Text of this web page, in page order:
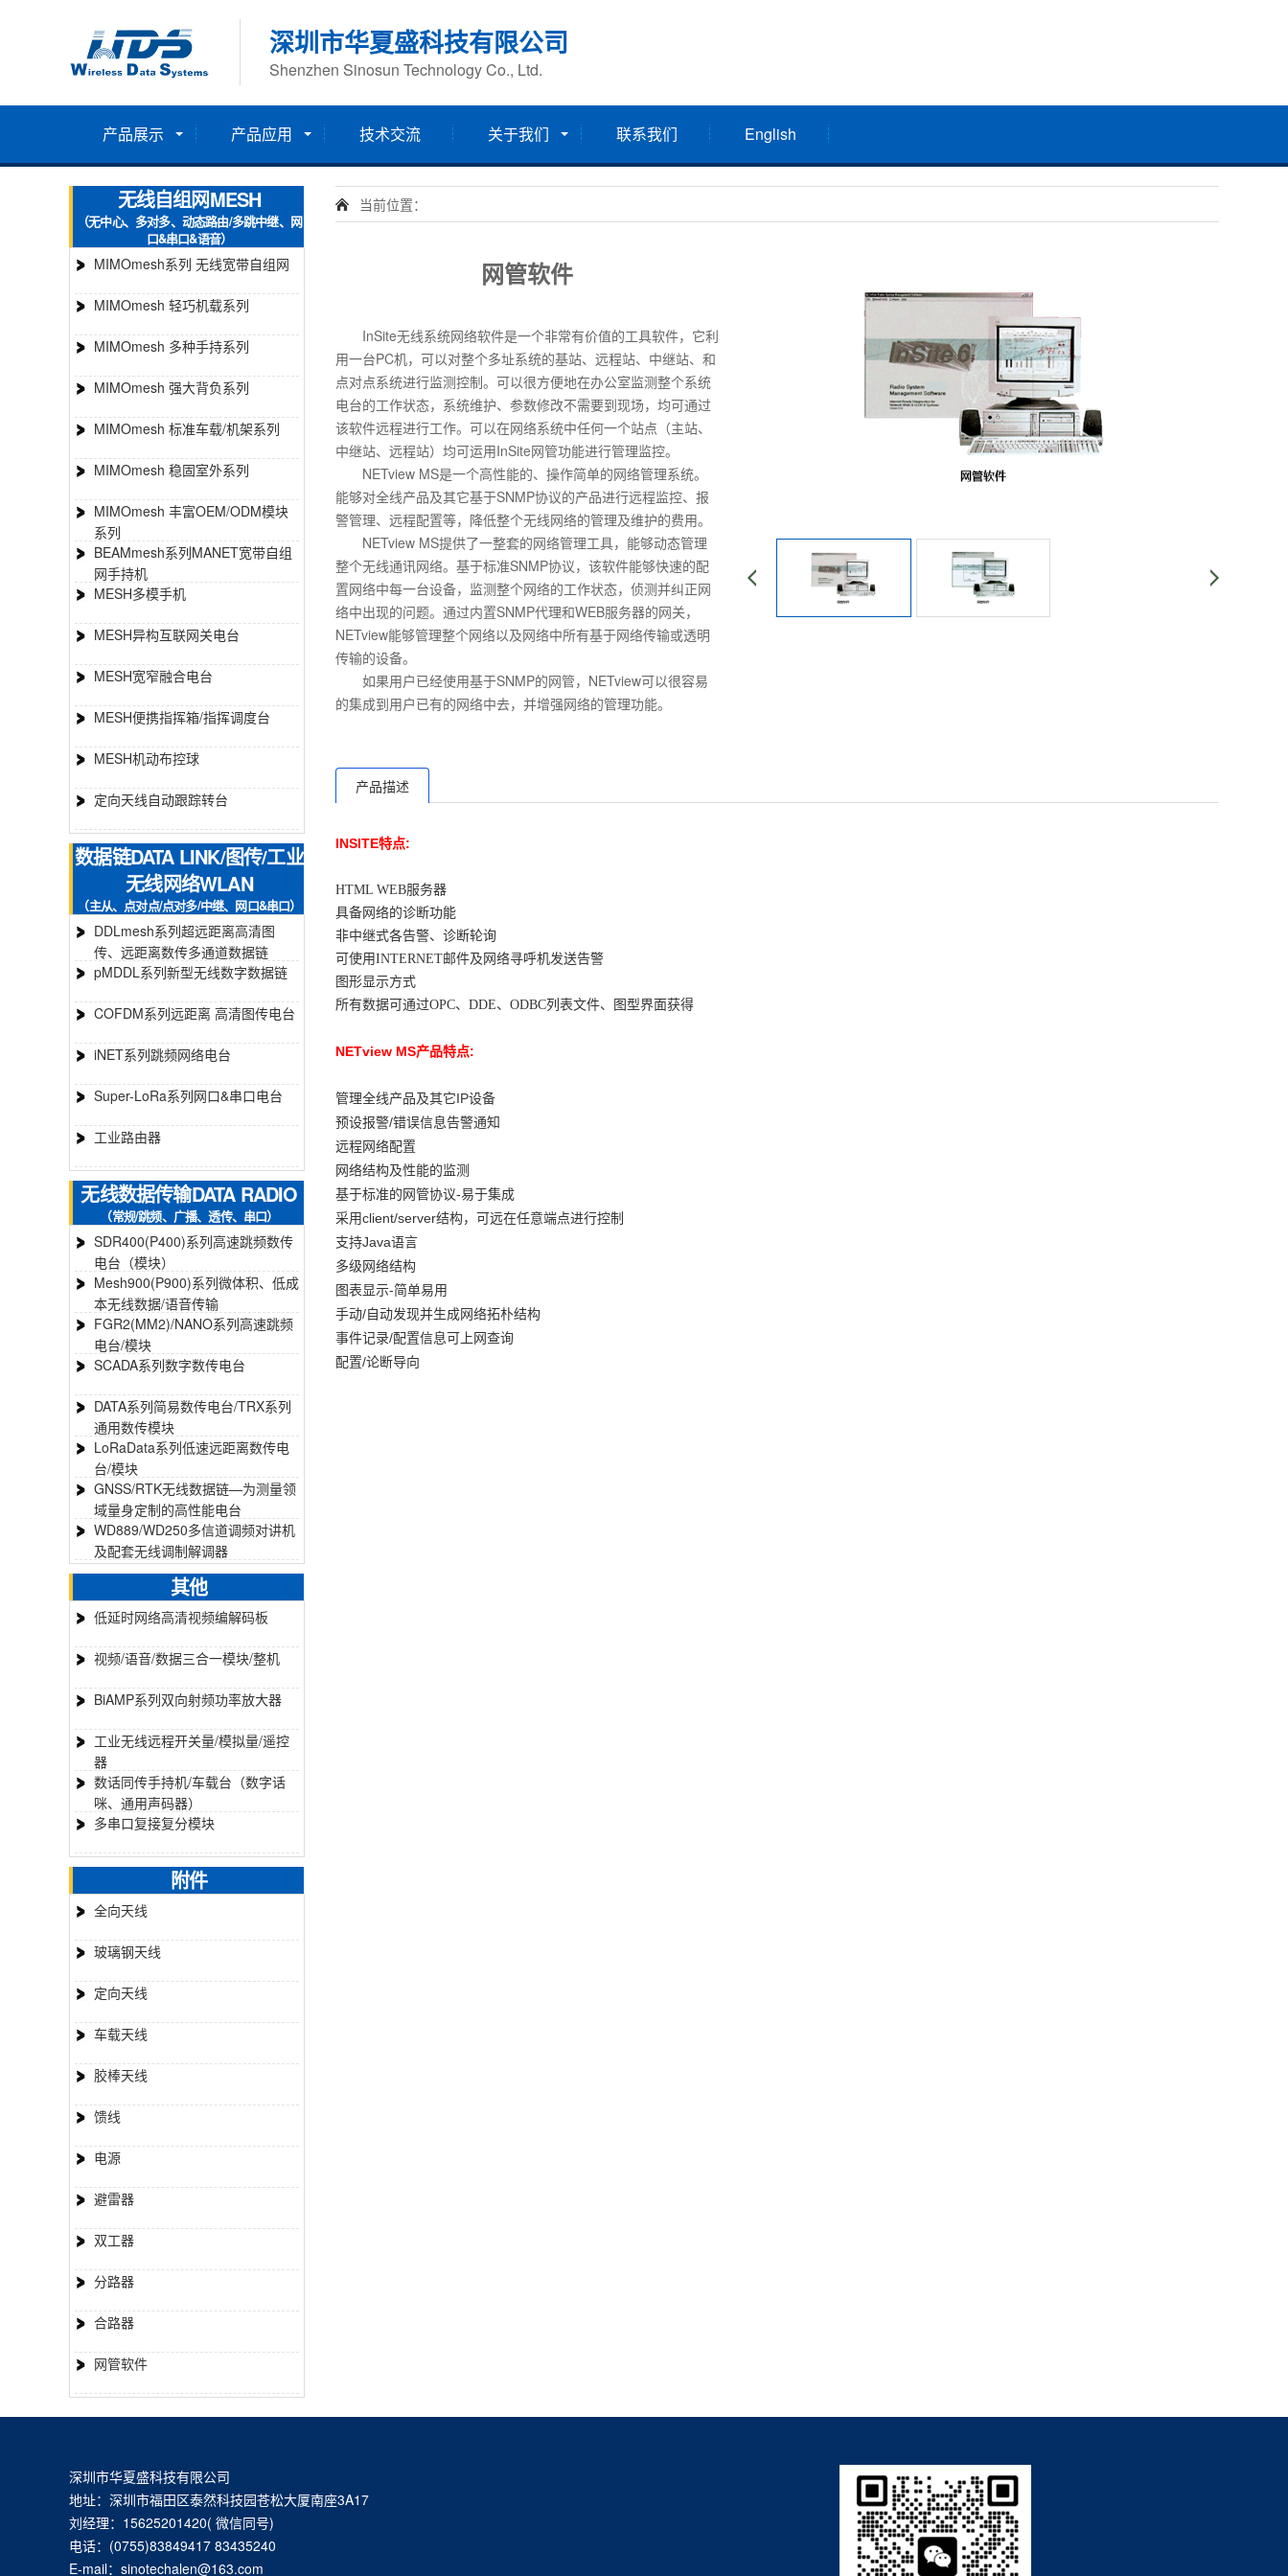
深圳市华夏盛科技有限公司
Shenzhen Sinosun Technology Co., Ltd.
产品展示 产品应用 技术交流 关于我们 联系我们 English
无线自组网MESH
（无中心、多对多、动态路由/多跳中继、网
口&串口&语音）
MIMOmesh系列 无线宽带自组网
MIMOmesh 轻巧机载系列
MIMOmesh 多种手持系列
MIMOmesh 强大背负系列
MIMOmesh 标准车载/机架系列
MIMOmesh 稳固室外系列
MIMOmesh 丰富OEM/ODM模块
系列
BEAMmesh系列MANET宽带自组
网手持机
MESH多模手机
MESH异构互联网关电台
MESH宽窄融合电台
MESH便携指挥箱/指挥调度台
MESH机动布控球
定向天线自动跟踪转台
数据链DATA LINK/图传/工业
无线网络WLAN
（主从、点对点/点对多/中继、网口&串口）
DDLmesh系列超远距离高清图
传、远距离数传多通道数据链
pMDDL系列新型无线数字数据链
COFDM系列远距离 高清图传电台
iNET系列跳频网络电台
Super-LoRa系列网口&串口电台
工业路由器
无线数据传输DATA RADIO
（常规/跳频、广播、透传、串口）
SDR400(P400)系列高速跳频数传
电台（模块）
Mesh900(P900)系列微体积、低成
本无线数据/语音传输
FGR2(MM2)/NANO系列高速跳频
电台/模块
SCADA系列数字数传电台
DATA系列简易数传电台/TRX系列
通用数传模块
LoRaData系列低速远距离数传电
台/模块
GNSS/RTK无线数据链—为测量领
域量身定制的高性能电台
WD889/WD250多信道调频对讲机
及配套无线调制解调器
其他
低延时网络高清视频编解码板
视频/语音/数据三合一模块/整机
BiAMP系列双向射频功率放大器
工业无线远程开关量/模拟量/遥控
器
数话同传手持机/车载台（数字话
咪、通用声码器）
多串口复接复分模块
附件
全向天线
玻璃钢天线
定向天线
车载天线
胶棒天线
馈线
电源
避雷器
双工器
分路器
合路器
网管软件
当前位置：
网管软件
InSite无线系统网络软件是一个非常有价值的工具软件，它利
用一台PC机，可以对整个多址系统的基站、远程站、中继站、和
点对点系统进行监测控制。可以很方便地在办公室监测整个系统
电台的工作状态，系统维护、参数修改不需要到现场，均可通过
该软件远程进行工作。可以在网络系统中任何一个站点（主站、
中继站、远程站）均可运用InSite网管功能进行管理监控。
NETview MS是一个高性能的、操作简单的网络管理系统。
能够对全线产品及其它基于SNMP协议的产品进行远程监控、报
警管理、远程配置等，降低整个无线网络的管理及维护的费用。
NETview MS提供了一整套的网络管理工具，能够动态管理
整个无线通讯网络。基于标准SNMP协议，该软件能够快速的配
置网络中每一台设备，监测整个网络的工作状态，侦测并纠正网
络中出现的问题。通过内置SNMP代理和WEB服务器的网关，
NETview能够管理整个网络以及网络中所有基于网络传输或透明
传输的设备。
如果用户已经使用基于SNMP的网管，NETview可以很容易
的集成到用户已有的网络中去，并增强网络的管理功能。
产品描述
INSITE特点:
HTML WEB服务器
具备网络的诊断功能
非中继式各告警、诊断轮询
可使用INTERNET邮件及网络寻呼机发送告警
图形显示方式
所有数据可通过OPC、DDE、ODBC列表文件、图型界面获得
NETview MS产品特点:
管理全线产品及其它IP设备
预设报警/错误信息告警通知
远程网络配置
网络结构及性能的监测
基于标准的网管协议-易于集成
采用client/server结构，可远在任意端点进行控制
支持Java语言
多级网络结构
图表显示-简单易用
手动/自动发现并生成网络拓朴结构
事件记录/配置信息可上网查询
配置/论断导向
深圳市华夏盛科技有限公司
地址：深圳市福田区泰然科技园苍松大厦南座3A17
刘经理：15625201420( 微信同号)
电话：(0755)83849417 83435240
E-mail：sinotechalen@163.com